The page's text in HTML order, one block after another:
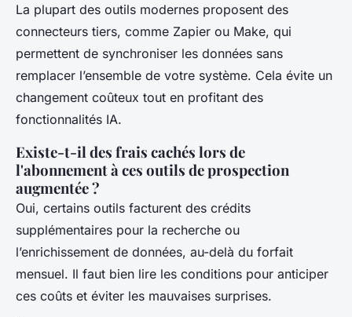
La plupart des outils modernes proposent des
connecteurs tiers, comme Zapier ou Make, qui
permettent de synchroniser les données sans
remplacer l’ensemble de votre système. Cela évite un
changement coûteux tout en profitant des
fonctionnalités IA.
Existe-t-il des frais cachés lors de
l'abonnement à ces outils de prospection
augmentée ?
Oui, certains outils facturent des crédits
supplémentaires pour la recherche ou
l’enrichissement de données, au-delà du forfait
mensuel. Il faut bien lire les conditions pour anticiper
ces coûts et éviter les mauvaises surprises.